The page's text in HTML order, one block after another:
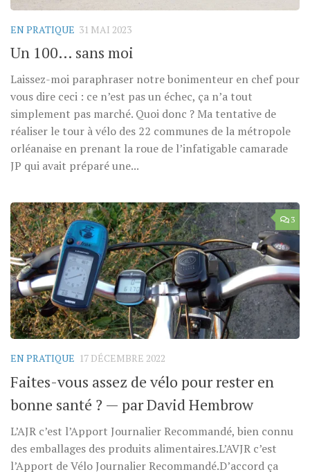
EN PRATIQUE 31 MAI 2023
Un 100… sans moi
Laissez-moi paraphraser notre bonimenteur en chef pour
vous dire ceci : ce n’est pas un échec, ça n’a tout
simplement pas marché. Quoi donc ? Ma tentative de
réaliser le tour à vélo des 22 communes de la métropole
orléanaise en prenant la roue de l’infatigable camarade
JP qui avait préparé une...
3
EN PRATIQUE 17 DÉCEMBRE 2022
Faites-vous assez de vélo pour rester en
bonne santé ? — par David Hembrow
L’AJR c’est l’Apport Journalier Recommandé, bien connu
des emballages des produits alimentaires.L’AVJR c’est
l’Apport de Vélo Journalier Recommandé.D’accord ça